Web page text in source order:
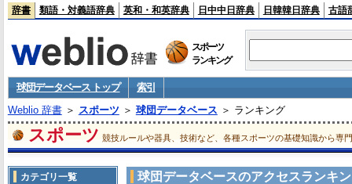
辞書 類語・対義語辞典 英和・和英辞典 日中中日辞典 日韓韓日辞典 古語
スポーツ
ランキング
球団データベース トップ
索引
Weblio 辞書＞ スポーツ ＞ 球団データベース ＞ ランキング
スポーツ 競技ルールや器具、技術など、各種スポーツの基礎知識から専
球団データベースのアクセスランキ
カテゴリ一覧